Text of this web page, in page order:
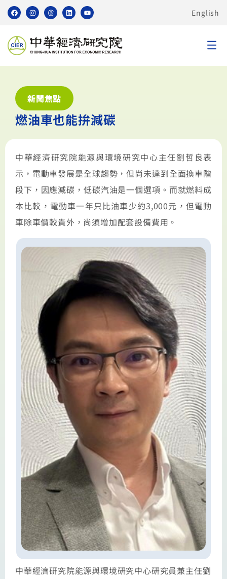
English
新聞焦點
燃油車也能拚減碳
中華經濟研究院能源與環境研究中心主任劉哲良表
示，電動車發展是全球趨勢，但尚未達到全面換車階
段下，因應減碳，低碳汽油是一個選項。而就燃料成
本比較，電動車一年只比油車少約3,000元，但電動
車除車價較貴外，尚須增加配套設備費用。
中華經濟研究院能源與環境研究中心研究員兼主任劉